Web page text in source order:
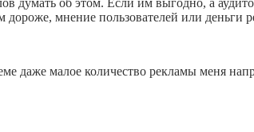
думать об этом. Если им выгодно, а
мнение пользователей или деньги
даже малое количество рекламы меня